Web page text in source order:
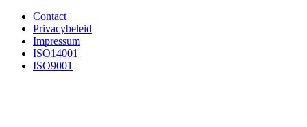
Contact
Privacybeleid
Impressum
ISO14001
ISO9001